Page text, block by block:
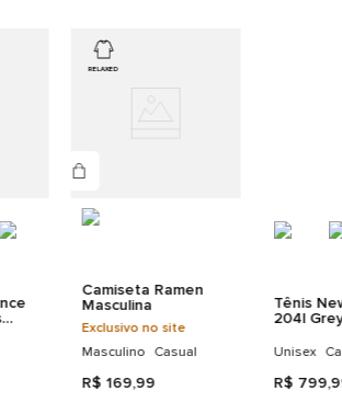
RELAXED
Camiseta Ramen
Masculina
Exclusivo no site
Masculino Casual
R$ 169,99
Tênis
204l
Unisex
R$ 799,